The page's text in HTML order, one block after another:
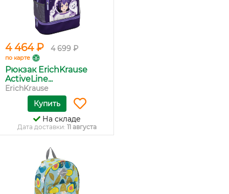
4 464 ₽ 4 699 ₽
по карте
Рюкзак ErichKrause
ActiveLine...
ErichKrause
Купить
На складе
Дата доставки: 11 августа